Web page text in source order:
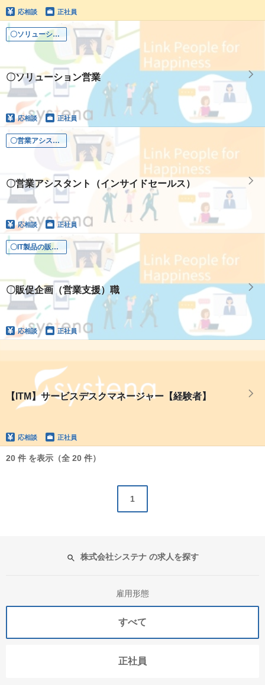
応相談 正社員
〇ソリューション営業（年休129日/残業少なめ/20代活躍中）
〇ソリューション営業
応相談 正社員
〇営業アシスタント（キャリアチェンジ歓迎/残業少なめ/賞与二回）
〇営業アシスタント（インサイドセールス）
応相談 正社員
〇IT製品の販促企画職（東証プライム上場/ホワイト500認定企業）
〇販促企画（営業支援）職
応相談 正社員
【ITM】サービスデスクマネージャー【経験者】
応相談 正社員
20 件 を表示（全 20 件）
1
株式会社システナ の求人を探す
雇用形態
すべて
正社員